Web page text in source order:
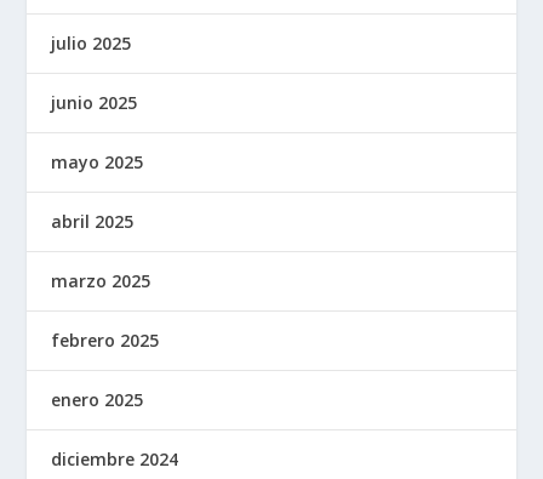
julio 2025
junio 2025
mayo 2025
abril 2025
marzo 2025
febrero 2025
enero 2025
diciembre 2024